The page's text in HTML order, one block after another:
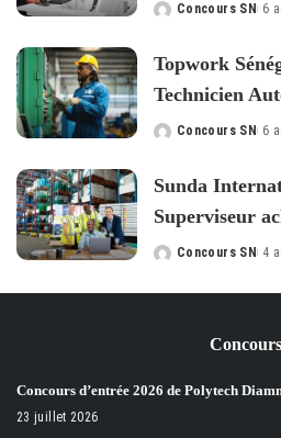
Posted
Concours SN 6
Topwork
Technicien
Posted
Concours SN 6
Sunda
Superviseur
Posted
Concours SN 4
Concours
Concours d’entrée 2026 de Polytech
23 juillet 2026